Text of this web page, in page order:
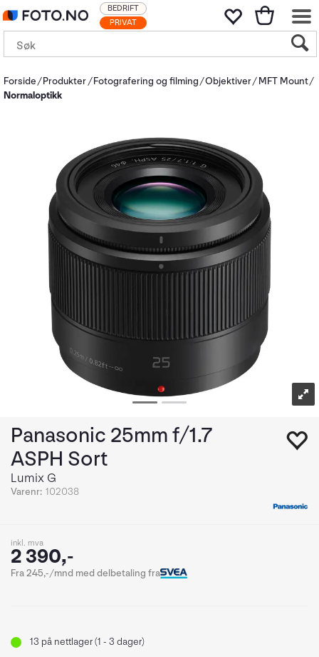
PRIVAT
BEDRIFT
Forside Produkter Fotografering og filming Objektiver
MFT Mount
Normaloptikk
Panasonic 25mm f/1.7
ASPH Sort
Lumix G
Varenr: 102038
inkl. mva
2 390,-
Fra 245,-/mnd med delbetaling fra
13 på nettlager (1 - 3 dager)